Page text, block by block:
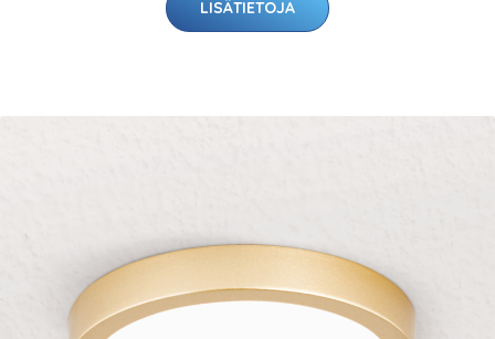
LISÄTIETOJA